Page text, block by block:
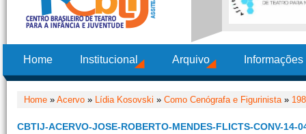
Home Institucional Arquivo
Home » Acervo » Lídia Kosovski » Como Cenógrafa e Figurinista»
CBTIJ-ACERVO-JOSE-ROBERTO-MENDES-FLICTS-CONV-14-